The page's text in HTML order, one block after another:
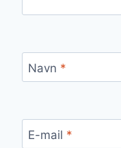
Navn *
E-mail *